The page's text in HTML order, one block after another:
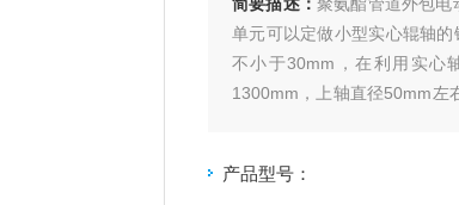
单元可以定做小型实心辊轴
不小于30mm，在利用实心
1300mm，上轴直径50mm左
产品型号：